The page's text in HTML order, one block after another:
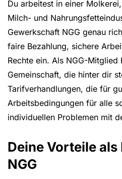
Du arbeitest in einer
Milch- und
Gewerkschaft NGG genau
faire Bezahlung, sichere
Rechte ein. Als NGG-
Gemeinschaft, die hinter dir
Tarifverhandlungen, die für
Arbeitsbedingungen für alle
individuellen Problemen mit
Deine Vorteile
NGG